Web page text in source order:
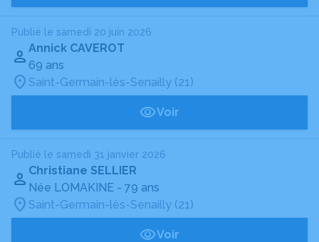
Publié le samedi 20 juin 2026
Annick CAVEROT
69 ans
Saint-Germain-lès-Senailly (21)
Voir
Publié le samedi 31 janvier 2026
Christiane SELLIER
Née LOMAKINE - 79 ans
Saint-Germain-lès-Senailly (21)
Voir